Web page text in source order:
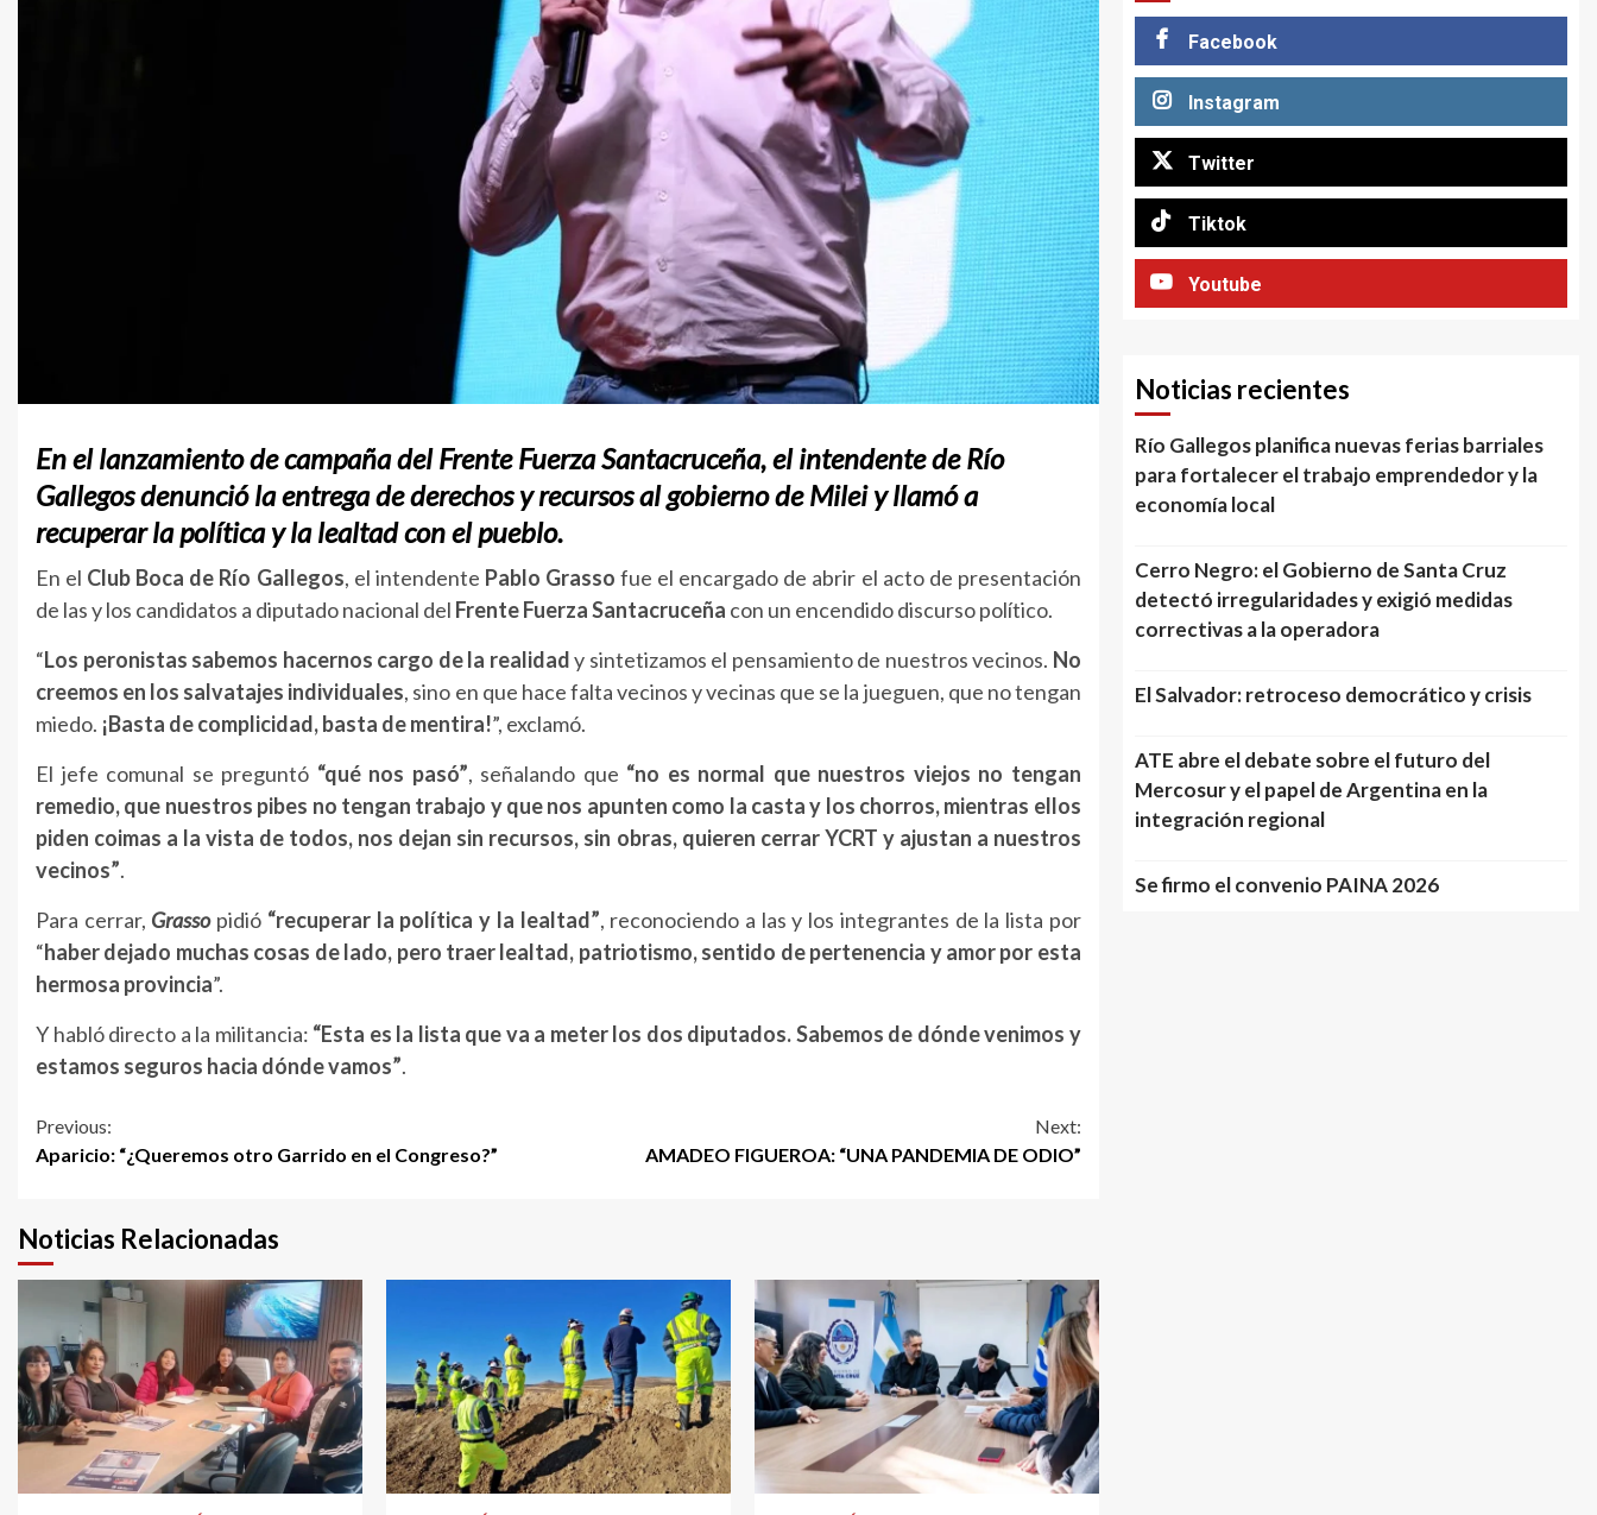
En el lanzamiento de campaña del Frente Fuerza Santacruceña, el intendente de Río
Gallegos denunció la entrega de derechos y recursos al gobierno de Milei y llamó a
recuperar la política y la lealtad con el pueblo.
En el Club Boca de Río Gallegos, el intendente Pablo Grasso fue el encargado de abrir el acto de presentación
de las y los candidatos a diputado nacional del Frente Fuerza Santacruceña con un encendido discurso político.
“Los peronistas sabemos hacernos cargo de la realidady sintetizamos el pensamiento de nuestros vecinos. No
creemos en los salvatajes individuales, sino en que hace falta vecinos y vecinas que se la jueguen, que no tengan
miedo. ¡Basta de complicidad, basta de mentira!”, exclamó.
El jefe comunal se preguntó “qué nos pasó”, señalando que “no es normal que nuestros viejos no tengan
remedio, que nuestros pibes no tengan trabajo y que nos apunten como la casta y los chorros, mientras ellos
piden coimas a la vista de todos, nos dejan sin recursos, sin obras, quieren cerrar YCRT y ajustan a nuestros
vecinos”.
Para cerrar, Grassopidió “recuperar la política y la lealtad”, reconociendo a las y los integrantes de la lista por
“haber dejado muchas cosas de lado, pero traer lealtad, patriotismo, sentido de pertenencia y amor por esta
hermosa provincia”.
Y habló directo a la militancia: “Esta es la lista que va a meter los dos diputados. Sabemos de dónde venimos y
estamos seguros hacia dónde vamos”.
Continue
Reading
Previous:
Aparicio: “¿Queremos otro Garrido en el Congreso?”
Next:
AMADEO FIGUEROA: “UNA PANDEMIA DE ODIO”
Noticias Relacionadas
Facebook
Instagram
Twitter
Tiktok
Youtube
Noticias recientes
Río Gallegos planifica nuevas ferias barriales
para fortalecer el trabajo emprendedor y la
economía local
Cerro Negro: el Gobierno de Santa Cruz
detectó irregularidades y exigió medidas
correctivas a la operadora
El Salvador: retroceso democrático y crisis
ATE abre el debate sobre el futuro del
Mercosur y el papel de Argentina en la
integración regional
Se firmo el convenio PAINA 2026